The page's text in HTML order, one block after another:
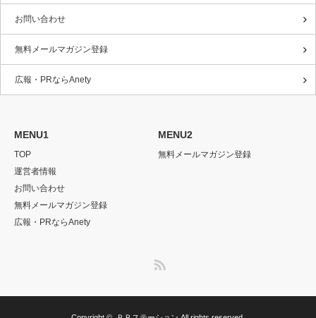
お問い合わせ
無料メールマガジン登録
広報・PRならAnety
MENU1
TOP
運営者情報
お問い合わせ
無料メールマガジン登録
広報・PRならAnety
MENU2
無料メールマガジン登録